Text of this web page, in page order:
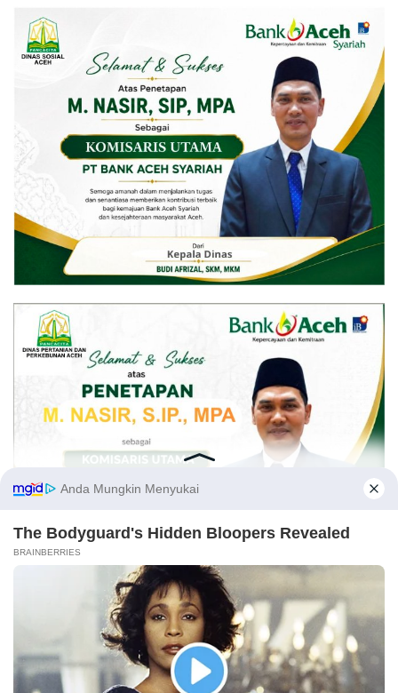
Opini
Kirimkan naskah melalui email Redaksi atau nomor WA 081269224477 disertai